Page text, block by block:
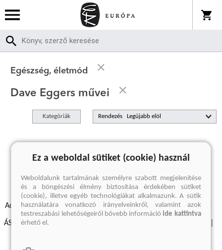
Egészség, életmód
Dave Eggers művei
Kategóriák Rendezés
A keresett kifejezésre nincs találat
Adatvédelmi szabályzatok Elállási felmondási nyilatkozat
ÁSZF - Vásárlási feltételek
Ez a weboldal sütiket (cookie) használ
Weboldalunk tartalmának személyre szabott megjelenítése
és a böngészési élmény biztosítása érdekében sütiket
(cookie), illetve egyéb technológiákat alkalmazunk. A sütik
használatára vonatkozó irányelveinkről, valamint azok
testreszabási lehetőségeiről bővebb információide kattintva
érhető el.